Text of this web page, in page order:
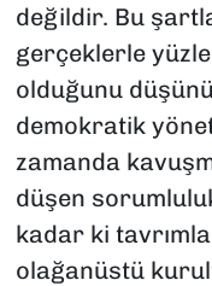
değildir. Bu
gerçeklerle
olduğunu
demokratik
zamanda
düşen
kadar ki
olağanüstü